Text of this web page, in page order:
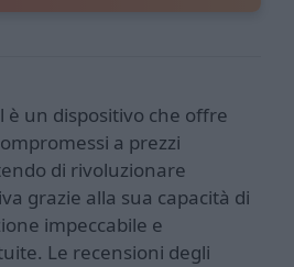
è un dispositivo che offre
a prezzi
di rivoluzionare
grazie alla sua capacità di
impeccabile e
Le recensioni degli